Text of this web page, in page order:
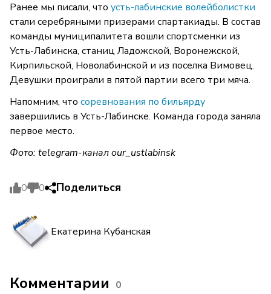
Ранее мы писали, что усть-лабинские волейболистки
стали серебряными призерами спартакиады. В состав
команды муниципалитета вошли спортсменки из
Усть-Лабинска, станиц Ладожской, Воронежской,
Кирпильской, Новолабинской и из поселка Вимовец.
Девушки проиграли в пятой партии всего три мяча.
Напомним, что соревнования по бильярду
завершились в Усть-Лабинске. Команда города заняла
первое место.
Фото: telegram-канал our_ustlabinsk
0 0 Поделиться
Екатерина Кубанская
Комментарии 0